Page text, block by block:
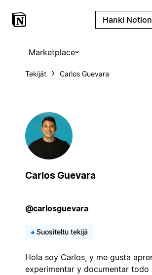
Hanki
Marketplace
Tekijät Carlos Guevara
Carlos Guevara
@carlosguevara
Suositeltu tekijä
Hola soy Carlos, y me gusta
experimentar y documentar todo